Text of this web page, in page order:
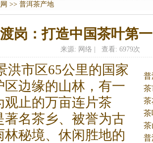
>> 普洱茶产地
岗：打造中国茶叶第
来源: 网络 | 查看: 6979次
茶
中
洪市区65公里的国家
区边缘的山林，有一
观止的万亩连片茶
著名茶乡、被誉为古
林秘境、休闲胜地的